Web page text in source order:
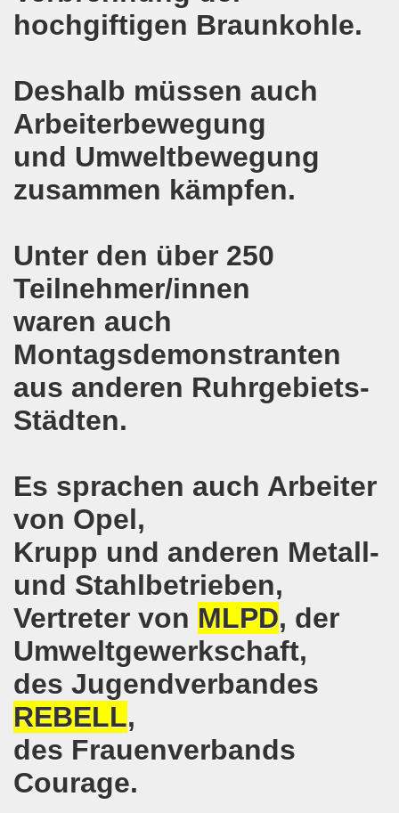
hochgiftigen Braunkohle.
Deshalb müssen auch
Arbeiterbewegung
und Umweltbewegung
zusammen kämpfen.
Unter den über 250
Teilnehmer/innen
waren auch
Montagsdemonstranten
aus anderen Ruhrgebiets-
Städten.
Es sprachen auch Arbeiter
von Opel,
Krupp und anderen Metall-
und Stahlbetrieben,
Vertreter von MLPD, der
Umweltgewerkschaft,
des Jugendverbandes
REBELL,
des Frauenverbands
Courage.
Arbeiter und an die kämpfenden Arbeiterinnen bei
20.08.2018 in Gelsenkirchen - ein Grund zu feiern!
Bewegung am 13.08.2018 hält weiterhin wie bisher
Bewegung am 06.08.2018 unter dem Motto:
Gelsenkirchener Montagsdemo-Bewegung am
- der Kultursaal und das Haus des Widerstands in
ruft am 23.07.2018 mit auf zur
und wirklich sehr kreativ: Eine junge Frau ergreift
am 07.07.2018 aktiver Part bei der Düsseldorfer
am 09. Juli 2018 berichtet über NRW-weite
ergreift Initiative zur Protestdemonstration am
am 28.05.2018 und am 04.06.2018 jeweils
Gelsenkirchen am 28.05.2018
Gelsenkirchener Montagsdemo-Bewegung am
Bewegung am 07.05.2018 bestärkt Widerstand gegen
am 16.04.2018 und am 23.04.2018 mit
Bewegung im Zeichen des antifaschistischen Protestes
gegen die Aufmärsche der Partei "Die Rechte" stehen